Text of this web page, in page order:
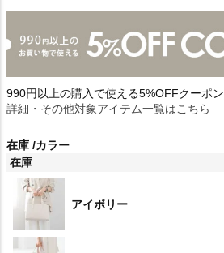
990円以上の購入で使える5%OFFクーポン
詳細・その他対象アイテム一覧はこちら
在庫 カラー
在庫
アイボリー